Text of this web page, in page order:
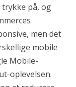
på, og
men det
mobile
Mobile-
oplevelsen.